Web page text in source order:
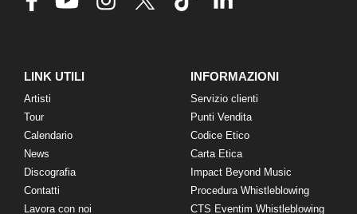
LINK UTILI
Artisti
Tour
Calendario
News
Discografia
Contatti
Lavora con noi
INFORMAZIONI
Servizio clienti
Punti Vendita
Codice Etico
Carta Etica
Impact Beyond Music
Procedura Whistleblowing
CTS Eventim Whistleblowing